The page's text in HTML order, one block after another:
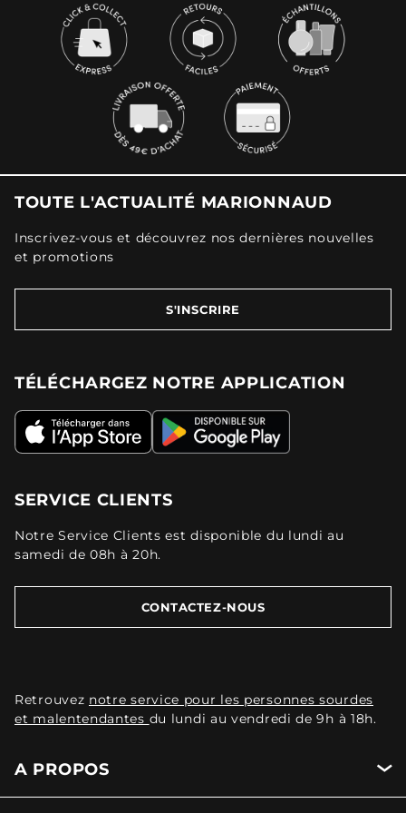
TOUTE L'ACTUALITÉ MARIONNAUD
Inscrivez-vous et découvrez nos dernières nouvelles
et promotions
S'INSCRIRE
TÉLÉCHARGEZ NOTRE APPLICATION
SERVICE CLIENTS
Notre Service Clients est disponible du lundi au
samedi de 08h à 20h.
CONTACTEZ-NOUS
Retrouvez notre service pour les personnes sourdes
et malentendantes du lundi au vendredi de 9h à 18h.
A PROPOS